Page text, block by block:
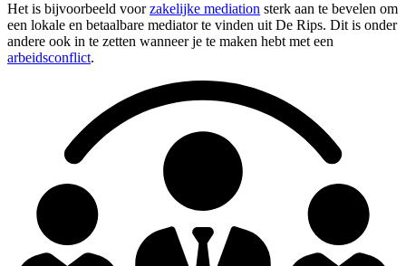
Het is bijvoorbeeld voorzakelijke mediation sterk aan te bevelen om
een lokale en betaalbare mediator te vinden uit De Rips. Dit is onder
andere ook in te zetten wanneer je te maken hebt met een
arbeidsconflict.